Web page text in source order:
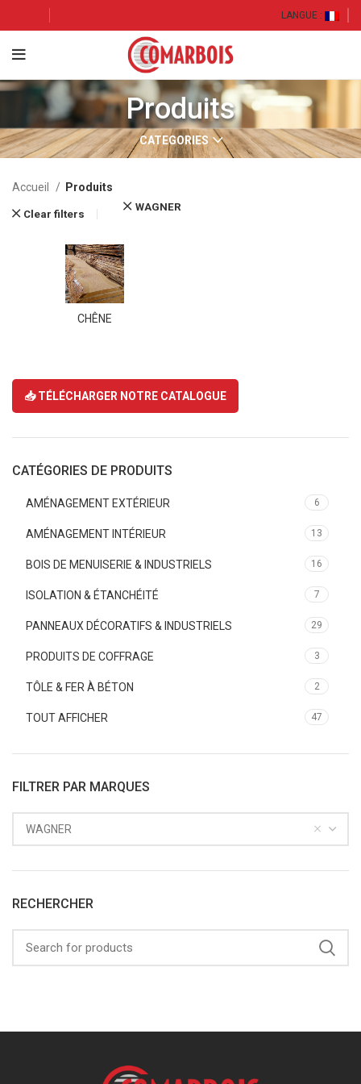
LANGUE :
Produits
CATEGORIES
📥 TÉLÉCHARGER NOTRE CATALOGUE
CATÉGORIES DE PRODUITS
AMÉNAGEMENT EXTÉRIEUR 6
AMÉNAGEMENT INTÉRIEUR 13
BOIS DE MENUISERIE & INDUSTRIELS 16
ISOLATION & ÉTANCHÉITÉ 7
PANNEAUX DÉCORATIFS & INDUSTRIELS 29
PRODUITS DE COFFRAGE 3
TÔLE & FER À BÉTON 2
TOUT AFFICHER 47
FILTRER PAR MARQUES
WAGNER
RECHERCHER
Accueil Produits
Clear filters
WAGNER
CHÊNE